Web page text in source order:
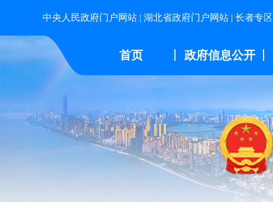
中央人民政府门户网站 | 湖北省政府门户网站 | 长者专区
首页 政府信息公开